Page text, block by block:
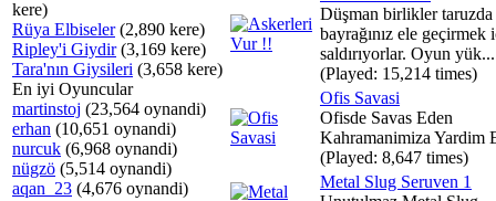
kere)
Rüya Elbiseler(2,890 kere)
Ripley'i Giydir(3,169 kere)
Tara'nın Giysileri (3,658 kere)
En iyi Oyuncular
martinstoj (23,564 oynandi)
erhan (10,651 oynandi)
nurcuk (6,968 oynandi)
nügzö (5,514 oynandi)
aqan_23 (4,676 oynandi)
Düşman birlikler taruzda
bayrağınız ele geçirmek
saldırıyorlar. Oyun yük...
(Played: 15,214 times)
Ofis Savasi
Ofisde Savas Eden
Kahramanimiza Yardim
(Played: 8,647 times)
Metal Slug Seruven 1